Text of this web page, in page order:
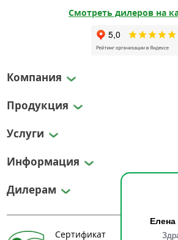
Елена
Смотреть дилеров на
Компания
Продукция
Услуги
Информация
Дилерам
Сертификат